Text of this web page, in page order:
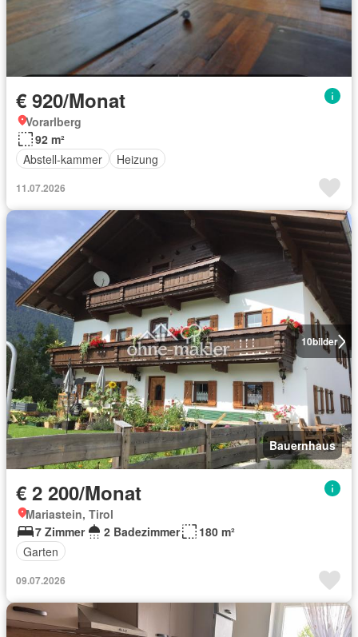
€ 920/Monat
Vorarlberg
92 m²
Abstell-kammer
Heizung
11.07.2026
10bilder
Bauernhaus
€ 2 200/Monat
Mariastein, Tirol
7 Zimmer
2 Badezimmer
180 m²
Garten
09.07.2026